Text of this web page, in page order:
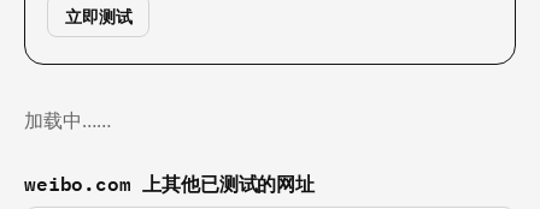
立即测试
加载中……
weibo.com 上其他已测试的网址